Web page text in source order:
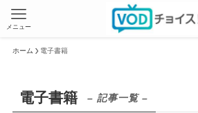
メニュー
ホーム 電子書籍
電子書籍 – 記事一覧 –